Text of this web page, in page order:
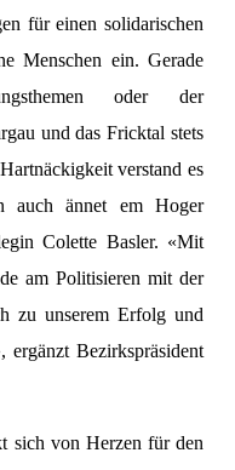
für einen solidarischen
Menschen ein. Gerade
oder der
und das Fricktal stets
verstand es
auch ännet em Hoger
Colette Basler. «Mit
am Politisieren mit der
zu unserem Erfolg und
ergänzt Bezirkspräsident
sich von Herzen für den